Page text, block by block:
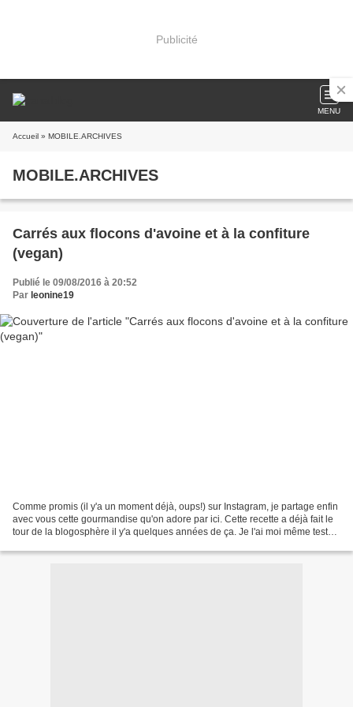
Publicité
MENU
Accueil » MOBILE.ARCHIVES
MOBILE.ARCHIVES
Carrés aux flocons d'avoine et à la confiture
(vegan)
Publié le 09/08/2016 à 20:52
Par leonine19
Comme promis (il y'a un moment déjà, oups!) sur Instagram, je partage enfin
avec vous cette gourmandise qu'on adore par ici. Cette recette a déjà fait le
tour de la blogosphère il y'a quelques années de ça. Je l'ai moi même testé